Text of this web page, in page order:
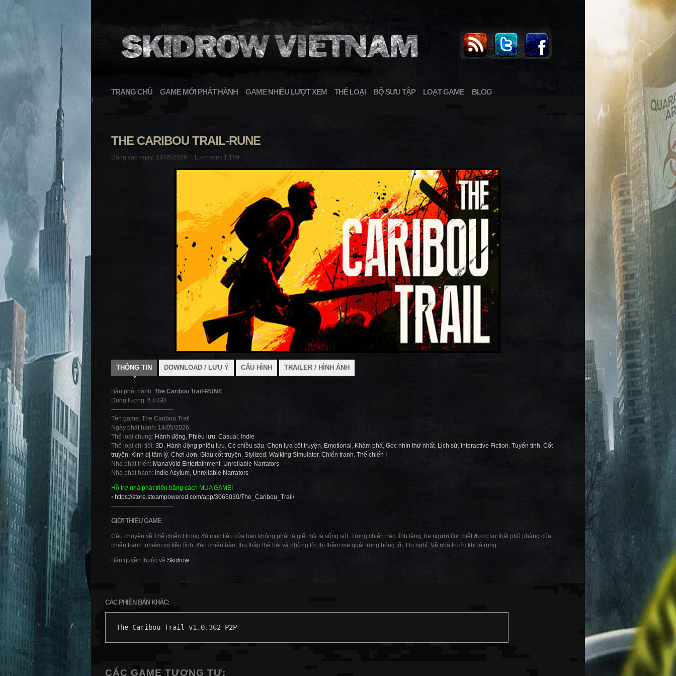
TRANG CHỦ GAME MỚI PHÁT HÀNH GAME NHIỀU LƯỢT XEM THỂ LOẠI BỘ SƯU TẬP LOẠT GAME BLOG
}
THE CARIBOU TRAIL-RUNE
Đăng vào ngày: 14/05/2026 | Lượt xem: 1,169
THÔNG TIN DOWNLOAD / LƯU Ý CẤU HÌNH TRAILER / HÌNH ẢNH
Bản phát hành: The Caribou Trail-RUNE
Dung lượng: 6.8 GB
——————————-
Tên game: The Caribou Trail
Ngày phát hành: 14/05/2026
Thể loại chung: Hành động, Phiêu lưu, Casual , Indie
Thể loại chi tiết: 3D, Hành động phiêu lưu, Có chiều sâu, Chọn lựa cốt truyện, Emotional , Khám phá, Góc nhìn thứ nhất, Lịch sử, Interactive Fiction, Tuyến tính, Cốt
truyện, Kinh dị tâm lý, Chơi đơn, Giàu cốt truyện, Stylized , Walking Simulator, Chiến tranh, Thế chiến I
Nhà phát triển: ManaVoid Entertainment, Unreliable Narrators
Nhà phát hành: Indie Asylum, Unreliable Narrators
Hỗ trợ nhà phát triển bằng cách MUA GAME!
• https://store.steampowered.com/app/3065030/The_Caribou_Trail/
——————————-
GIỚI THIỆU GAME
Câu chuyện về Thế chiến I trong đó mục tiêu của bạn không phải là giết mà là sống sót. Trong chiến hào tĩnh lặng, ba người lính biết được sự thật phũ phàng của
chiến tranh: nhiệm vụ liều lĩnh, đào chiến hào, thu thập thẻ bài và những lời thì thầm ma quái trong bóng tối. Họ nghĩ: Về nhà trước khi lá rụng.
Bản quyền thuộc về Skidrow
CÁC PHIÊN BẢN KHÁC:
- The Caribou Trail v1.0.362-P2P
CÁC GAME TƯƠNG TỰ: